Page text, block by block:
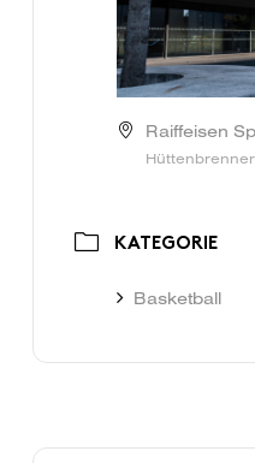
Raiffeisen
KATEGORIE
Basketball